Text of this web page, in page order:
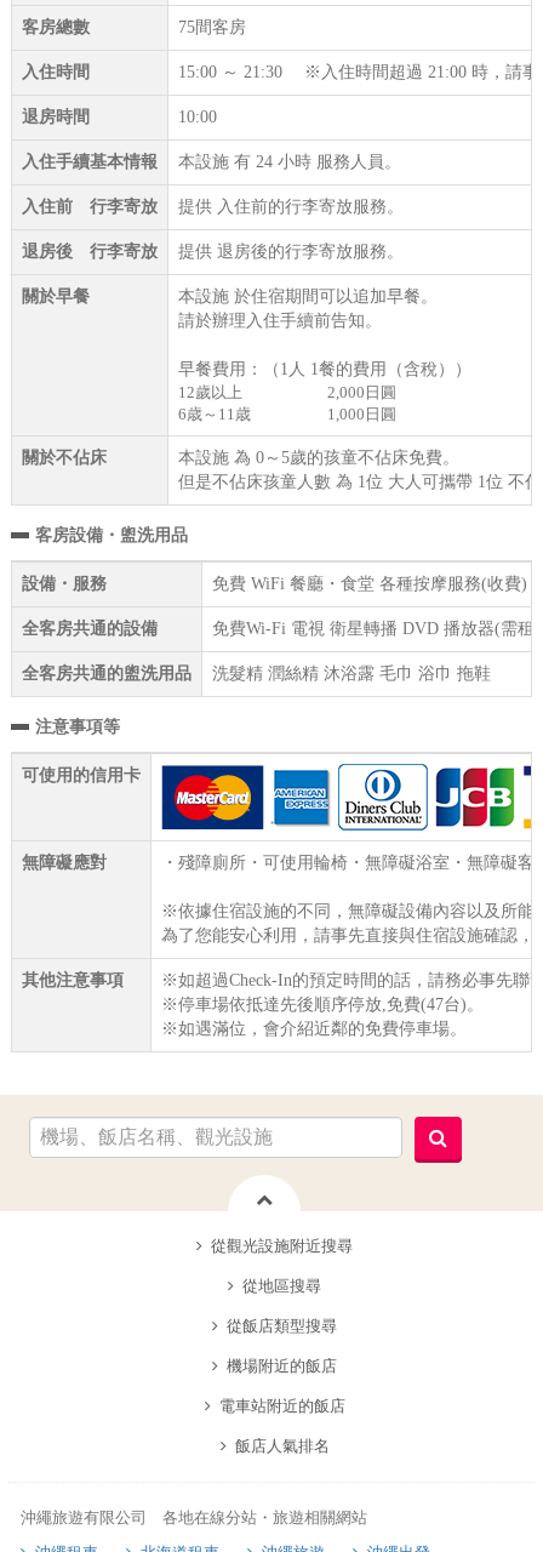
客房總數 75間客房
入住時間 15:00 ～ 21:30 ※入住時間超過 21:00 時，請事
退房時間 10:00
入住手續基本情報 本設施 有 24 小時 服務人員。
入住前 行李寄放 提供 入住前的行李寄放服務。
退房後 行李寄放 提供 退房後的行李寄放服務。
關於早餐
本設施 於住宿期間可以追加早餐。
請於辦理入住手續前告知。
早餐費用：（1人 1餐的費用（含稅））
12歲以上
2,000日圓
6歳～11歳
1,000日圓
關於不佔床
本設施 為 0～5歲的孩童不佔床免費。
但是不佔床孩童人數 為 1位 大人可攜帶 1位 不
客房設備・盥洗用品
設備・服務 免費 WiFi 餐廳・食堂 各種按摩服務(收費)
全客房共通的設備 免費Wi-Fi 電視 衛星轉播 DVD 播放器(需
全客房共通的盥洗用品 洗髮精 潤絲精 沐浴露 毛巾 浴巾 拖鞋
注意事項等
可使用的信用卡
無障礙應對 ・殘障廁所・可使用輪椅・無障礙浴室・無障礙
※依據住宿設施的不同，無障礙設備內容以及所能
為了您能安心利用，請事先直接與住宿設施確認，
其他注意事項
※如超過Check-In的預定時間的話，請務必事先聯
※停車場依抵達先後順序停放,免費(47台)。
※如遇滿位，會介紹近鄰的免費停車場。
從觀光設施附近搜尋
從地區搜尋
從飯店類型搜尋
機場附近的飯店
電車站附近的飯店
飯店人氣排名
沖繩旅遊有限公司 各地在線分站・旅遊相關網站